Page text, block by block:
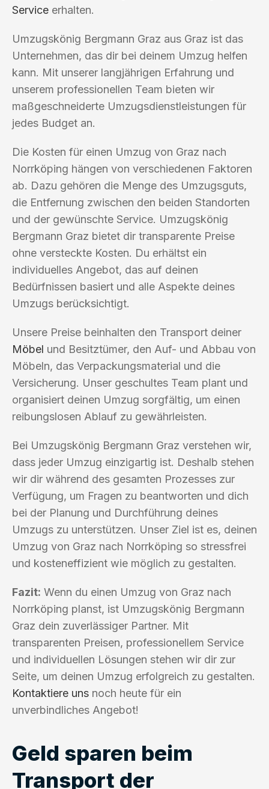
Service erhalten.
Umzugskönig Bergmann Graz aus Graz ist das
Unternehmen, das dir bei deinem Umzug helfen
kann. Mit unserer langjährigen Erfahrung und
unserem professionellen Team bieten wir
maßgeschneiderte Umzugsdienstleistungen für
jedes Budget an.
Die Kosten für einen Umzug von Graz nach
Norrköping hängen von verschiedenen Faktoren
ab. Dazu gehören die Menge des Umzugsguts,
die Entfernung zwischen den beiden Standorten
und der gewünschte Service. Umzugskönig
Bergmann Graz bietet dir transparente Preise
ohne versteckte Kosten. Du erhältst ein
individuelles Angebot, das auf deinen
Bedürfnissen basiert und alle Aspekte deines
Umzugs berücksichtigt.
Unsere Preise beinhalten den Transport deiner
Möbel und Besitztümer, den Auf- und Abbau von
Möbeln, das Verpackungsmaterial und die
Versicherung. Unser geschultes Team plant und
organisiert deinen Umzug sorgfältig, um einen
reibungslosen Ablauf zu gewährleisten.
Bei Umzugskönig Bergmann Graz verstehen wir,
dass jeder Umzug einzigartig ist. Deshalb stehen
wir dir während des gesamten Prozesses zur
Verfügung, um Fragen zu beantworten und dich
bei der Planung und Durchführung deines
Umzugs zu unterstützen. Unser Ziel ist es, deinen
Umzug von Graz nach Norrköping so stressfrei
und kosteneffizient wie möglich zu gestalten.
Fazit: Wenn du einen Umzug von Graz nach
Norrköping planst, ist Umzugskönig Bergmann
Graz dein zuverlässiger Partner. Mit
transparenten Preisen, professionellem Service
und individuellen Lösungen stehen wir dir zur
Seite, um deinen Umzug erfolgreich zu gestalten.
Kontaktiere uns noch heute für ein
unverbindliches Angebot!
Geld sparen beim
Transport der